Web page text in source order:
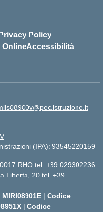
Privacy Policy
OnlineAccessibilità
(IPA): 93545220159
RHO tel. +39 029302236
Libertà, 20 tel. +39
| Codice
| Codice